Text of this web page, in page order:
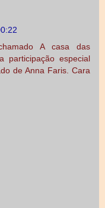
A casa das
participação especial
de Anna Faris. Cara